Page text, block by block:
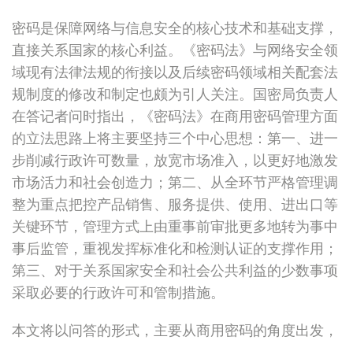
密码是保障网络与信息安全的核心技术和基础支撑，
直接关系国家的核心利益。《密码法》与网络安全领
域现有法律法规的衔接以及后续密码领域相关配套法
规制度的修改和制定也颇为引人关注。国密局负责人
在答记者问时指出，《密码法》在商用密码管理方面
的立法思路上将主要坚持三个中心思想：第一、进一
步削减行政许可数量，放宽市场准入，以更好地激发
市场活力和社会创造力；第二、从全环节严格管理调
整为重点把控产品销售、服务提供、使用、进出口等
关键环节，管理方式上由重事前审批更多地转为事中
事后监管，重视发挥标准化和检测认证的支撑作用；
第三、对于关系国家安全和社会公共利益的少数事项
采取必要的行政许可和管制措施。
本文将以问答的形式，主要从商用密码的角度出发，